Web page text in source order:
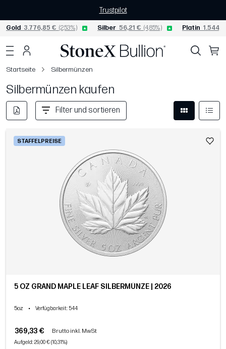
Trustpilot
Gold 3.776,85 € (2,53%) Silber 56,21 € (4,85%) Platin
Startseite Silbermünzen
Silbermünzen kaufen
Filter und sortieren
STAFFELPREISE
5 OZ GRAND MAPLE LEAF SILBERMÜNZE | 2026
5oz • Verfügbarkeit: 544
369,33 € Brutto inkl. MwSt
Aufgeld: 29,00 € (10,31%)